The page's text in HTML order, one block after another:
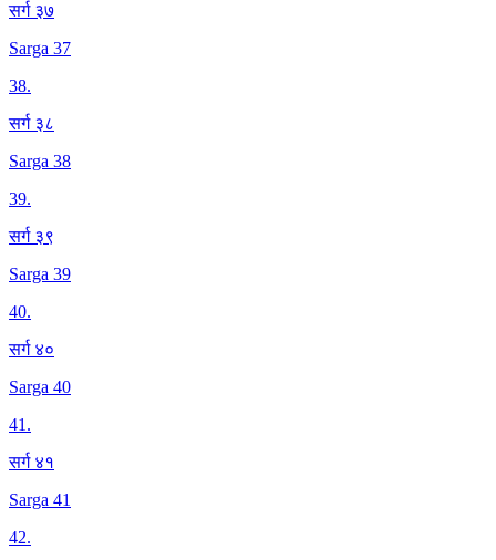
सर्ग ३७
Sarga 37
38.
सर्ग ३८
Sarga 38
39.
सर्ग ३९
Sarga 39
40.
सर्ग ४०
Sarga 40
41.
सर्ग ४१
Sarga 41
42.